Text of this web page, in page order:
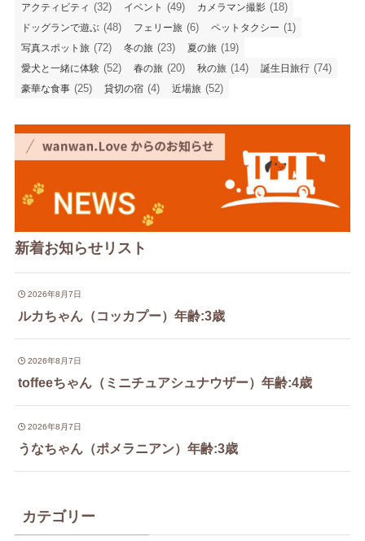
アクティビティ (32) イベント (49) カメラマン撮影 (18)
ドッグランで遊ぶ (48) フェリー旅 (6) ペットタクシー (1)
写真スポット旅 (72) 冬の旅 (23) 夏の旅 (19)
愛犬と一緒に体験 (52) 春の旅 (20) 秋の旅 (14) 誕生日旅行 (74)
豪華な食事 (25) 貸切の宿 (4) 近場旅 (52)
新着お知らせリスト
2026年8月7日
ルカちゃん（コッカプー）年齢:3歳
2026年8月7日
toffeeちゃん（ミニチュアシュナウザー）年齢:4歳
2026年8月7日
うなちゃん（ポメラニアン）年齢:3歳
カテゴリー